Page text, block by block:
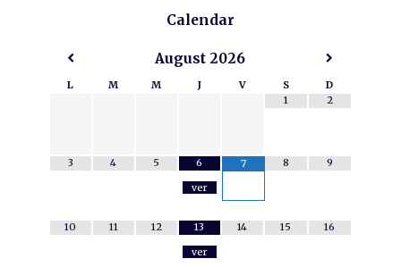
Calendar
August 2026
L M M J V S
D
1
2
3 4 5
6
ver
7 8 9
10 11 12
13
ver
14 15 16